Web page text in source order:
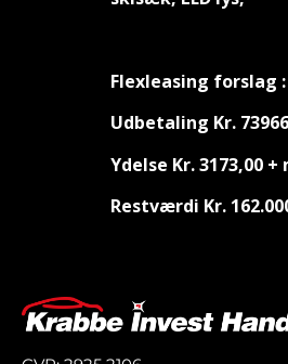
Flexleasing forslag :
Udbetaling Kr.
Ydelse Kr. 3173,00
Restværdi Kr.